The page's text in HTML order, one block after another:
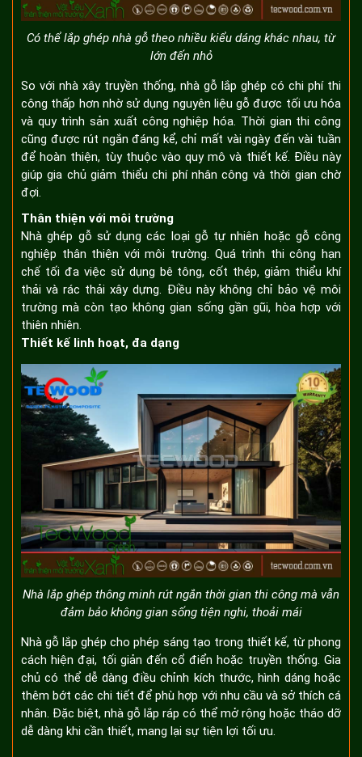
Có thể lắp ghép nhà gỗ theo nhiều kiểu dáng khác nhau, từ
lớn đến nhỏ
So với nhà xây truyền thống, nhà gỗ lắp ghép có chi phí thi
công thấp hơn nhờ sử dụng nguyên liệu gỗ được tối ưu hóa
và quy trình sản xuất công nghiệp hóa. Thời gian thi công
cũng được rút ngắn đáng kể, chỉ mất vài ngày đến vài tuần
để hoàn thiện, tùy thuộc vào quy mô và thiết kế. Điều này
giúp gia chủ giảm thiểu chi phí nhân công và thời gian chờ
đợi.
Thân thiện với môi trường
Nhà ghép gỗ sử dụng các loại gỗ tự nhiên hoặc gỗ công
nghiệp thân thiện với môi trường. Quá trình thi công hạn
chế tối đa việc sử dụng bê tông, cốt thép, giảm thiểu khí
thải và rác thải xây dựng. Điều này không chỉ bảo vệ môi
trường mà còn tạo không gian sống gần gũi, hòa hợp với
thiên nhiên.
Thiết kế linh hoạt, đa dạng
Nhà lắp ghép thông minh rút ngắn thời gian thi công mà vẫn
đảm bảo không gian sống tiện nghi, thoải mái
Nhà gỗ lắp ghép cho phép sáng tạo trong thiết kế, từ phong
cách hiện đại, tối giản đến cổ điển hoặc truyền thống. Gia
chủ có thể dễ dàng điều chỉnh kích thước, hình dáng hoặc
thêm bớt các chi tiết để phù hợp với nhu cầu và sở thích cá
nhân. Đặc biệt, nhà gỗ lắp ráp có thể mở rộng hoặc tháo dỡ
dễ dàng khi cần thiết, mang lại sự tiện lợi tối ưu.